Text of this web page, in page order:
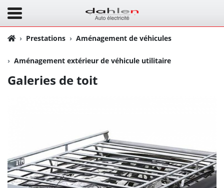
Prestations Aménagement de véhicules
Aménagement extérieur de véhicule utilitaire
Galeries de toit